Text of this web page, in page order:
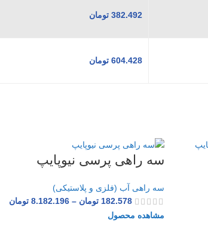
382.492 تومان
604.428 تومان
سه راهی پرسی نیوپایپ
سه راهی آب (فلزی و پلاستیکی)
182.578 تومان –
8.182.196 تومان
مشاهده محصول